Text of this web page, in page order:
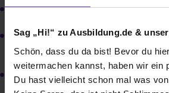
Sag „Hi!“ zu Ausbildung.de &
Schön, dass du da bist! Bevor du
weitermachen kannst, haben wir ein
Du hast vielleicht schon mal was
Bachelor of Science - Informatik
Bachelor of Arts - Forschungs- und
Innovationsmanagement
Bachelor of Engineering - Mechatronik